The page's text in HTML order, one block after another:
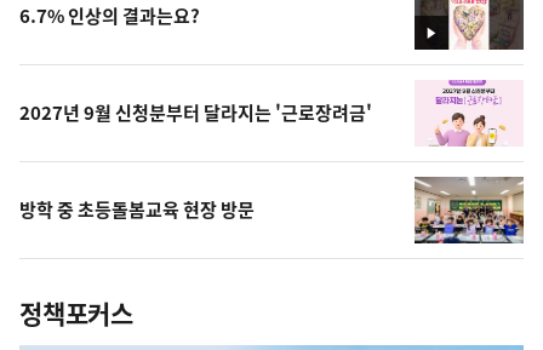
영
상
6.7% 인상의 결과는요?
2027년 9월 신청분부터 달라지는 '근로장려금'
방학 중 초등돌봄교육 현장 방문
정책포커스